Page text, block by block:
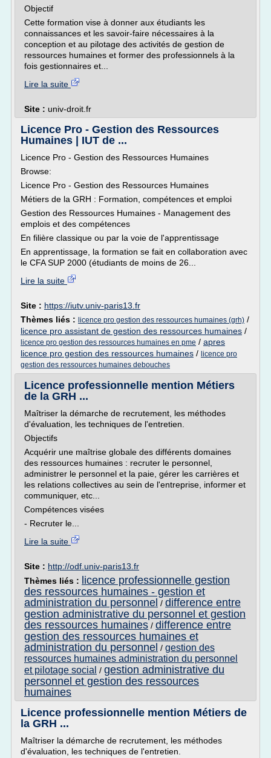
Objectif
Cette formation vise à donner aux étudiants les
connaissances et les savoir-faire nécessaires à la
conception et au pilotage des activités de gestion de
ressources humaines et former des professionnels à la
fois gestionnaires et...
Lire la suite
Site : univ-droit.fr
Licence Pro - Gestion des Ressources
Humaines | IUT de ...
Licence Pro - Gestion des Ressources Humaines
Browse:
Licence Pro - Gestion des Ressources Humaines
Métiers de la GRH : Formation, compétences et emploi
Gestion des Ressources Humaines - Management des
emplois et des compétences
En filière classique ou par la voie de l'apprentissage
En apprentissage, la formation se fait en collaboration avec
le CFA SUP 2000 (étudiants de moins de 26...
Lire la suite
Site : https://iutv.univ-paris13.fr
Thèmes liés : licence pro gestion des ressources humaines (grh) /
licence pro assistant de gestion des ressources humaines /
licence pro gestion des ressources humaines en pme / apres
licence pro gestion des ressources humaines / licence pro
gestion des ressources humaines debouches
Licence professionnelle mention Métiers
de la GRH ...
Maîtriser la démarche de recrutement, les méthodes
d'évaluation, les techniques de l'entretien.
Objectifs
Acquérir une maîtrise globale des différents domaines
des ressources humaines : recruter le personnel,
administrer le personnel et la paie, gérer les carrières et
les relations collectives au sein de l'entreprise, informer et
communiquer, etc...
Compétences visées
- Recruter le...
Lire la suite
Site : http://odf.univ-paris13.fr
Thèmes liés :
licence professionnelle gestion
des ressources humaines - gestion et
administration du personnel / difference entre
gestion administrative du personnel et gestion
des ressources humaines / difference entre
gestion des ressources humaines et
administration du personnel / gestion des
ressources humaines administration du personnel
et pilotage social / gestion administrative du
personnel et gestion des ressources
humaines
Licence professionnelle mention Métiers de
la GRH ...
Maîtriser la démarche de recrutement, les méthodes
d'évaluation, les techniques de l'entretien.